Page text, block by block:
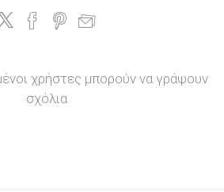
χρήστες μπορούν να γράψουν
σχόλια